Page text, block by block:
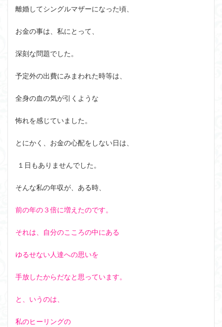
離婚してシングルマザーになった頃、
お金の事は、私にとって、
深刻な問題でした。
予定外の出費にみまわれた時等は、
全身の血の気が引くような
怖れを感じていました。
とにかく、お金の心配をしない日は、
１日もありませんでした。
そんな私の年収が、ある時、
前の年の３倍に増えたのです。
それは、自分のこころの中にある
ゆるせない人達への思いを
手放したからだなと思っています。
と、いうのは、
私のヒーリングの